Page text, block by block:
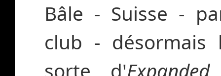
Bâle - Suisse -
club - désormais
sorte d'